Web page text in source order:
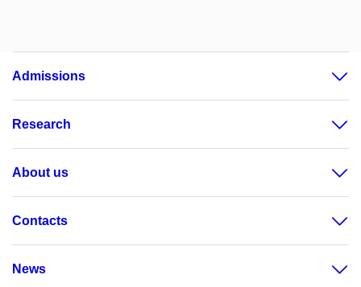
Admissions
Research
About us
Contacts
News